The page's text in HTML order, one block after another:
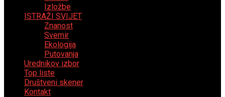
Izložbe
ISTRAŽI SVIJET
Znanost
Svemir
Ekologija
Putovanja
Urednikov izbor
Top liste
Društveni skener
Kontakt